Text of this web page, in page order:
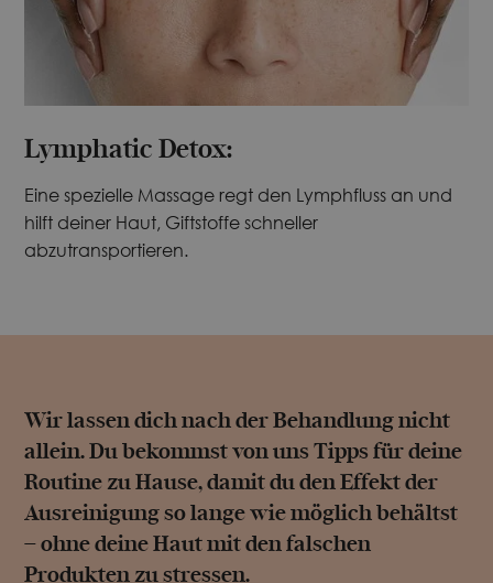
Lymphatic Detox:
Eine spezielle Massage regt den Lymphfluss an und
hilft deiner Haut, Giftstoffe schneller
abzutransportieren.
Wir lassen dich nach der Behandlung nicht
allein. Du bekommst von uns Tipps für deine
Routine zu Hause, damit du den Effekt der
Ausreinigung so lange wie möglich behältst
– ohne deine Haut mit den falschen
Produkten zu stressen.